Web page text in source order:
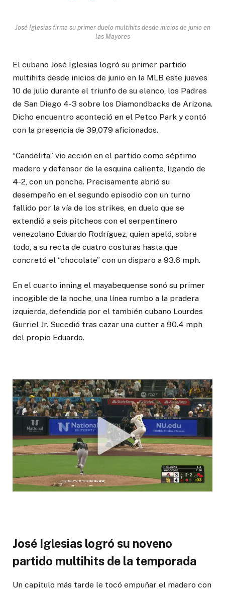
José Iglesias firma su primer duelo multihits desde inicios de junio en
las Mayores
El cubano José Iglesias logró su primer partido
multihits desde inicios de junio en la MLB este jueves
10 de julio durante el triunfo de su elenco, los Padres
de San Diego 4-3 sobre los Diamondbacks de Arizona.
Dicho encuentro aconteció en el Petco Park y contó
con la presencia de 39,079 aficionados.
“Candelita” vio acción en el partido como séptimo
madero y defensor de la esquina caliente, ligando de
4-2, con un ponche. Precisamente abrió su
desempeño en el segundo episodio con un turno
fallido por la vía de los strikes, en duelo que se
extendió a seis pitcheos con el serpentinero
venezolano Eduardo Rodríguez, quien apeló, sobre
todo, a su recta de cuatro costuras hasta que
concretó el “chocolate” con un disparo a 93.6 mph.
En el cuarto inning el mayabequense sonó su primer
incogible de la noche, una línea rumbo a la pradera
izquierda, defendida por el también cubano Lourdes
Gurriel Jr. Sucedió tras cazar una cutter a 90.4 mph
del propio Eduardo.
José Iglesias logró su noveno
partido multihits de la temporada
Un capítulo más tarde le tocó empuñar el madero con